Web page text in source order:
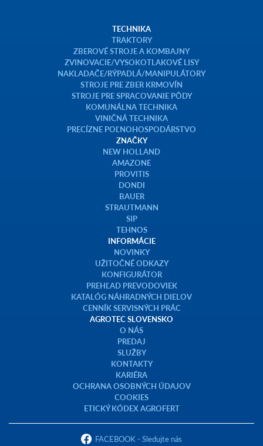
TECHNIKA
TRAKTORY
ZBEROVÉ STROJE A KOMBAJNY
ZVINOVACIE/VYSOKOTLAKOVÉ LISY
NAKLADAČE/RÝPADLÁ/MANIPULÁTORY
STROJE PRE ZBER KRMOVÍN
STROJE PRE SPRACOVANIE PÔDY
KOMUNÁLNA TECHNIKA
VINIČNÁ TECHNIKA
PRECÍZNE POĽNOHOSPODÁRSTVO
ZNAČKY
NEW HOLLAND
AMAZONE
PROVITIS
DONDI
BAUER
STRAUTMANN
SIP
TEHNOS
INFORMÁCIE
NOVINKY
UŽITOČNÉ ODKAZY
KONFIGURÁTOR
PREHĽAD PREVODOVIEK
KATALÓG NÁHRADNÝCH DIELOV
CENNÍK SERVISNÝCH PRÁC
AGROTEC SLOVENSKO
O NÁS
PREDAJ
SLUŽBY
KONTAKTY
KARIÉRA
OCHRANA OSOBNÝCH ÚDAJOV
COOKIES
ETICKÝ KÓDEX AGROFERT
FACEBOOK - Sledujte nás